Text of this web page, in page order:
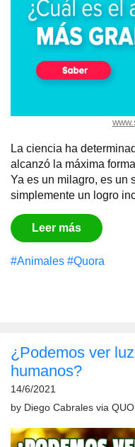
La ciencia ha
alcanzó la máxima
Ya es un milagro, es un
simplemente un logro
Leer más
#Animales #Quora
¿Podemos ver
humanos?
14/6/2021
by Diego Cabrales via